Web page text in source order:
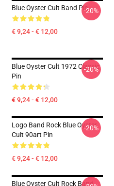
Blue Oyster Cult Band Pin
€ 9,24 - € 12,00
-20%
Blue Oyster Cult 1972 Classic
Pin
€ 9,24 - € 12,00
-20%
Logo Band Rock Blue Oyster
Cult 90art Pin
€ 9,24 - € 12,00
-20%
Blue Oyster Cult Rock Band